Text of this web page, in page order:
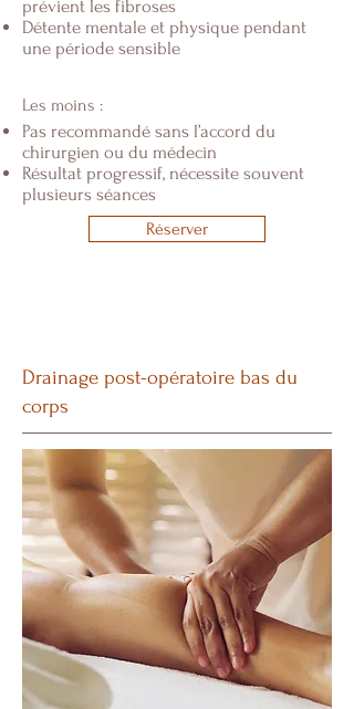
prévient les fibroses
Détente mentale et physique pendant
une période sensible
Les moins :
Pas recommandé sans l’accord du
chirurgien ou du médecin
Résultat progressif, nécessite souvent
plusieurs séances
Réserver
Drainage post-opératoire bas du
corps